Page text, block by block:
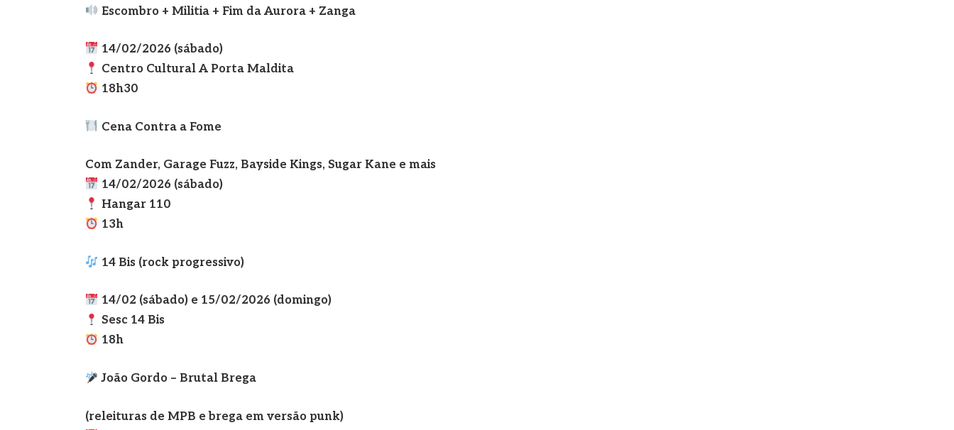
Escombro + Militia + Fim da Aurora + Zanga
14/02/2026 (sábado)
Centro Cultural A Porta Maldita
18h30
Cena Contra a Fome
Com Zander, Garage Fuzz, Bayside Kings, Sugar Kane e mais
14/02/2026 (sábado)
Hangar 110
13h
14 Bis (rock progressivo)
14/02 (sábado) e 15/02/2026 (domingo)
Sesc 14 Bis
18h
João Gordo – Brutal Brega
(releituras de MPB e brega em versão punk)